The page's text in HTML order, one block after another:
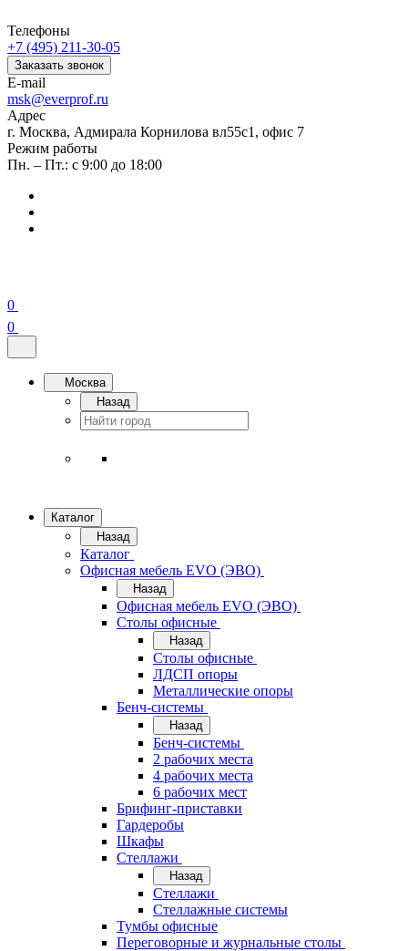
Телефоны
+7 (495) 211-30-05
Заказать звонок
E-mail
msk@everprof.ru
Адрес
г. Москва, Адмирала Корнилова вл55с1, офис 7
Режим работы
Пн. – Пт.: с 9:00 до 18:00
0
0
Москва
Назад
Каталог
Назад
Каталог
Офисная мебель EVO (ЭВО)
Назад
Офисная мебель EVO (ЭВО)
Cтолы офисные
Назад
Cтолы офисные
ЛДСП опоры
Металлические опоры
Бенч-системы
Назад
Бенч-системы
2 рабочих места
4 рабочих места
6 рабочих мест
Брифинг-приставки
Гардеробы
Шкафы
Стеллажи
Назад
Стеллажи
Стеллажные системы
Тумбы офисные
Переговорные и журнальные столы